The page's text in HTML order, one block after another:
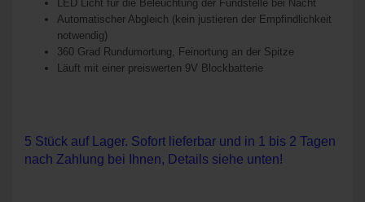
LED Licht für die Beleuchtung der Fundstelle bei Nacht
Automatischer Abgleich (kein justieren der Empfindlichkeit
notwendig)
360 Grad Rundumortung, Feinortung an der Spitze
Läuft mit einer preiswerten 9V Blockbatterie
5 Stück auf Lager. Sofort lieferbar und in 1 bis 2 Tagen
nach Zahlung bei Ihnen, Details siehe unten!